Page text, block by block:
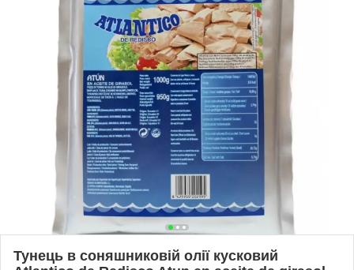
Тунець в соняшниковій олії кусковий